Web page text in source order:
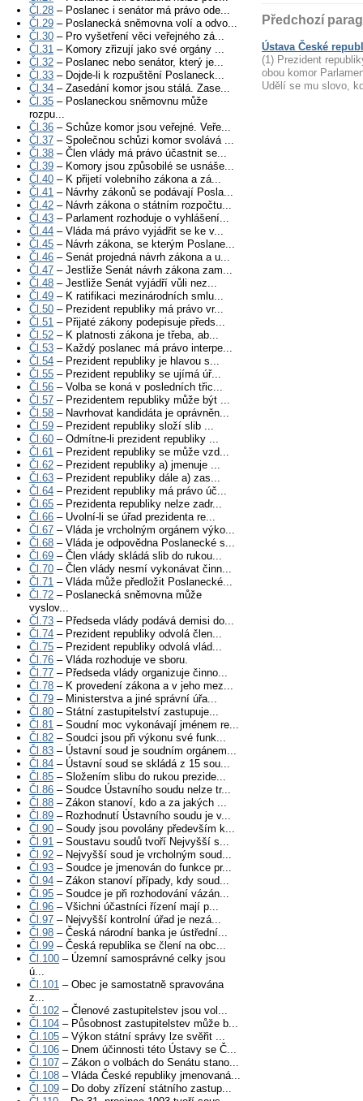
Čl.28 – Poslanec i senátor má právo ode...
Čl.29 – Poslanecká sněmovna volí a odvo...
Čl.30 – Pro vyšetření věci veřejného zá...
Čl.31 – Komory zřizují jako své orgány ...
Čl.32 – Poslanec nebo senátor, který je...
Čl.33 – Dojde-li k rozpuštění Poslaneck...
Čl.34 – Zasedání komor jsou stálá. Zase...
Čl.35 – Poslaneckou sněmovnu může
rozpu...
Čl.36 – Schůze komor jsou veřejné. Veře...
Čl.37 – Společnou schůzi komor svolává ...
Čl.38 – Člen vlády má právo účastnit se...
Čl.39 – Komory jsou způsobilé se usnáše...
Čl.40 – K přijetí volebního zákona a zá...
Čl.41 – Návrhy zákonů se podávají Posla...
Čl.42 – Návrh zákona o státním rozpočtu...
Čl.43 – Parlament rozhoduje o vyhlášení...
Čl.44 – Vláda má právo vyjádřit se ke v...
Čl.45 – Návrh zákona, se kterým Poslane...
Čl.46 – Senát projedná návrh zákona a u...
Čl.47 – Jestliže Senát návrh zákona zam...
Čl.48 – Jestliže Senát vyjádří vůli nez...
Čl.49 – K ratifikaci mezinárodních smlu...
Čl.50 – Prezident republiky má právo vr...
Čl.51 – Přijaté zákony podepisuje předs...
Čl.52 – K platnosti zákona je třeba, ab...
Čl.53 – Každý poslanec má právo interpe...
Čl.54 – Prezident republiky je hlavou s...
Čl.55 – Prezident republiky se ujímá úř...
Čl.56 – Volba se koná v posledních třic...
Čl.57 – Prezidentem republiky může být ...
Čl.58 – Navrhovat kandidáta je oprávněn...
Čl.59 – Prezident republiky složí slib ...
Čl.60 – Odmítne-li prezident republiky ...
Čl.61 – Prezident republiky se může vzd...
Čl.62 – Prezident republiky a) jmenuje ...
Čl.63 – Prezident republiky dále a) zas...
Čl.64 – Prezident republiky má právo úč...
Čl.65 – Prezidenta republiky nelze zadr...
Čl.66 – Uvolní-li se úřad prezidenta re...
Čl.67 – Vláda je vrcholným orgánem výko...
Čl.68 – Vláda je odpovědna Poslanecké s...
Čl.69 – Člen vlády skládá slib do rukou...
Čl.70 – Člen vlády nesmí vykonávat činn...
Čl.71 – Vláda může předložit Poslanecké...
Čl.72 – Poslanecká sněmovna může
vyslov...
Čl.73 – Předseda vlády podává demisi do...
Čl.74 – Prezident republiky odvolá člen...
Čl.75 – Prezident republiky odvolá vlád...
Čl.76 – Vláda rozhoduje ve sboru.
Čl.77 – Předseda vlády organizuje činno...
Čl.78 – K provedení zákona a v jeho mez...
Čl.79 – Ministerstva a jiné správní úřa...
Čl.80 – Státní zastupitelství zastupuje...
Čl.81 – Soudní moc vykonávají jménem re...
Čl.82 – Soudci jsou při výkonu své funk...
Čl.83 – Ústavní soud je soudním orgánem...
Čl.84 – Ústavní soud se skládá z 15 sou...
Čl.85 – Složením slibu do rukou prezide...
Čl.86 – Soudce Ústavního soudu nelze tr...
Čl.88 – Zákon stanoví, kdo a za jakých ...
Čl.89 – Rozhodnutí Ústavního soudu je v...
Čl.90 – Soudy jsou povolány především k...
Čl.91 – Soustavu soudů tvoří Nejvyšší s...
Čl.92 – Nejvyšší soud je vrcholným soud...
Čl.93 – Soudce je jmenován do funkce pr...
Čl.94 – Zákon stanoví případy, kdy soud...
Čl.95 – Soudce je při rozhodování vázán...
Čl.96 – Všichni účastníci řízení mají p...
Čl.97 – Nejvyšší kontrolní úřad je nezá...
Čl.98 – Česká národní banka je ústřední...
Čl.99 – Česká republika se člení na obc...
Čl.100 – Územní samosprávné celky jsou
ú...
Čl.101 – Obec je samostatně spravována
z...
Čl.102 – Členové zastupitelstev jsou vol...
Čl.104 – Působnost zastupitelstev může b...
Čl.105 – Výkon státní správy lze svěřit ...
Čl.106 – Dnem účinnosti této Ústavy se Č...
Čl.107 – Zákon o volbách do Senátu stano...
Čl.108 – Vláda České republiky jmenovaná...
Čl.109 – Do doby zřízení státního zastup...
Předchozí
Ústava České
(1) Prezident
obou komor
Udělí se mu slovo,